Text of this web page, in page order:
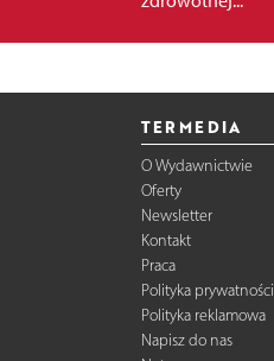
TERMEDIA
O Wydawnictwie
Oferty
Newsletter
Kontakt
Praca
Polityka prywatności
Polityka reklamowa
Napisz do nas